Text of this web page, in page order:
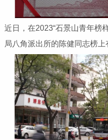
近日，在2023“石景山青年榜
局八角派出所的陈健同志榜上